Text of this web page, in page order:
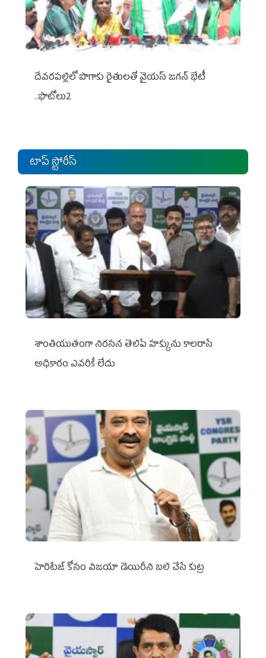
దేవరపల్లిలో పొగాకు రైతులతో వైయస్ జగన్ భేటీ
..ఫొటోలు2
టాప్ స్టోరీస్
శాంతియుతంగా నిరసన తెలిపే హక్కును కాలరాసే
అధికారం ఎవరికీ లేదు
హెరిటేజ్ కోసం విజయా డెయిరీని బలి చేసే కుట్ర‌